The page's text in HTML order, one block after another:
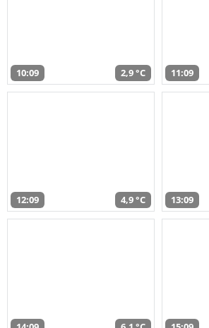
10:09 2,9 °C 11:09
12:09 4,9 °C 13:09